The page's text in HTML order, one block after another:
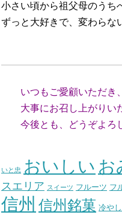
小さい頃から祖父母のうち
ずっと大好きで、変わらな
（千
いつもご愛顧いただき
大事にお召し上がりい
今後とも、どうぞよろし
（ス
いと忠 おいしい お
スエリア スイーツ フルーツ フ
信州 信州銘菓 冷や